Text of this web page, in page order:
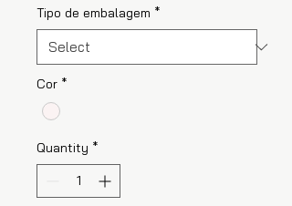
Tipo de embalagem *
Cor *
Quantity *